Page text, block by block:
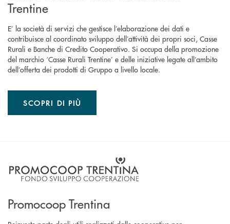
Trentine
E’ la società di servizi che gestisce l’elaborazione dei dati e
contribuisce al coordinato sviluppo dell’attività dei propri soci, Casse
Rurali e Banche di Credito Cooperativo. Si occupa della promozione
del marchio ‘Casse Rurali Trentine’ e delle iniziative legate all’ambito
dell’offerta dei prodotti di Gruppo a livello locale.
SCOPRI DI PIÙ
Promocoop Trentina